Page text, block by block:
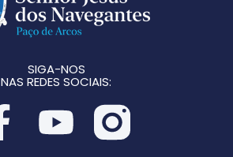
SIGA-NOS
NAS REDES SOCIAIS: